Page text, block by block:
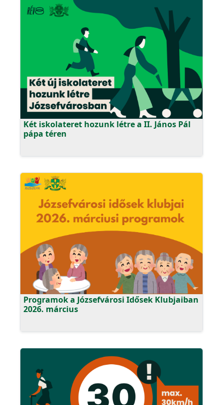
Két iskolateret hozunk létre a II. János Pál
pápa téren
Programok a Józsefvárosi Idősek Klubjaiban
2026. március